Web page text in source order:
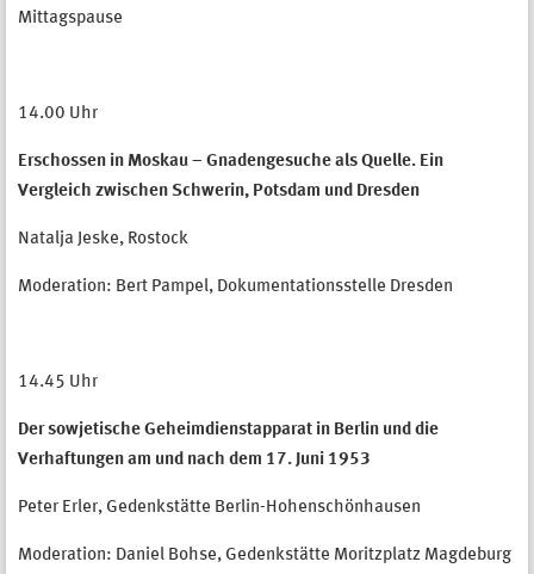
Mittagspause
14.00 Uhr
Erschossen in Moskau – Gnadengesuche als Quelle. Ein
Vergleich zwischen Schwerin, Potsdam und Dresden
Natalja Jeske, Rostock
Moderation: Bert Pampel, Dokumentationsstelle Dresden
14.45 Uhr
Der sowjetische Geheimdienstapparat in Berlin und die
Verhaftungen am und nach dem 17. Juni 1953
Peter Erler, Gedenkstätte Berlin-Hohenschönhausen
Moderation: Daniel Bohse, Gedenkstätte Moritzplatz Magdeburg